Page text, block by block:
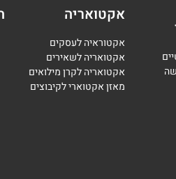
אקטואריה
אקטוראיה לעסקים
אקטואריה לשאירים
אקטואריה לקרן מילואים
מאזן אקטוארי לקיבוצים